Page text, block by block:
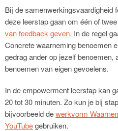
Bij de samenwerkingsvaardigheid
deze leerstap gaan om één of
van feedback geven. In de regel
Concrete waarneming benoemen
gedrag ander op jezelf benoemen,
benoemen van eigen gevoelens.
In de empowerment leerstap kan
20 tot 30 minuten. Zo kun je bij
bijvoorbeeld dewerkvorm
YouTubegebruiken.